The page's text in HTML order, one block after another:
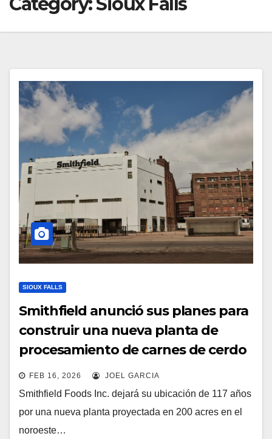
SIOUX FALLS
Smithfield anunció sus planes para
construir una nueva planta de
procesamiento de carnes de cerdo
de última generación en Sioux Falls,
Dakota del Sur
FEB 16, 2026 JOEL GARCIA
Smithfield Foods Inc. dejará su ubicación de 117 años
por una nueva planta proyectada en 200 acres en el
noroeste…